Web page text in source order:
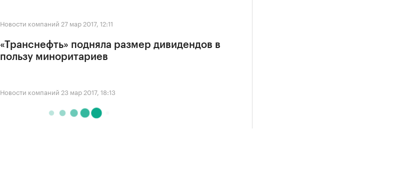
Новости компаний 27 мар 2017, 12:11
«Транснефть» подняла размер дивидендов в
пользу миноритариев
Новости компаний 23 мар 2017, 18:13